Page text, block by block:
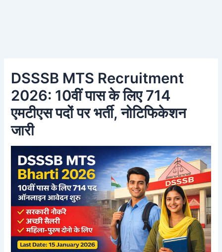
DSSSB MTS Recruitment
2026: 10वीं पास के लिए 714
एमटीएस पदों पर भर्ती, नोटिफिकेशन
जारी